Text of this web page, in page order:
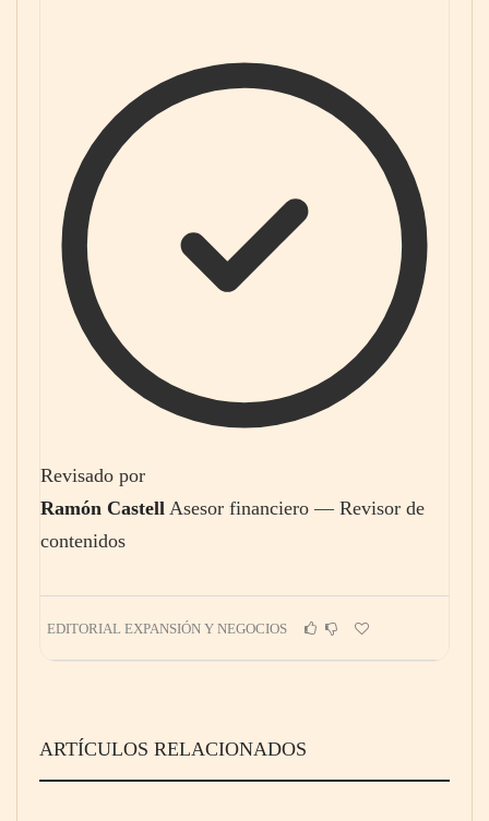
Revisado por
Ramón Castell Asesor financiero — Revisor de
contenidos
EDITORIAL EXPANSIÓN Y NEGOCIOS
ARTÍCULOS RELACIONADOS